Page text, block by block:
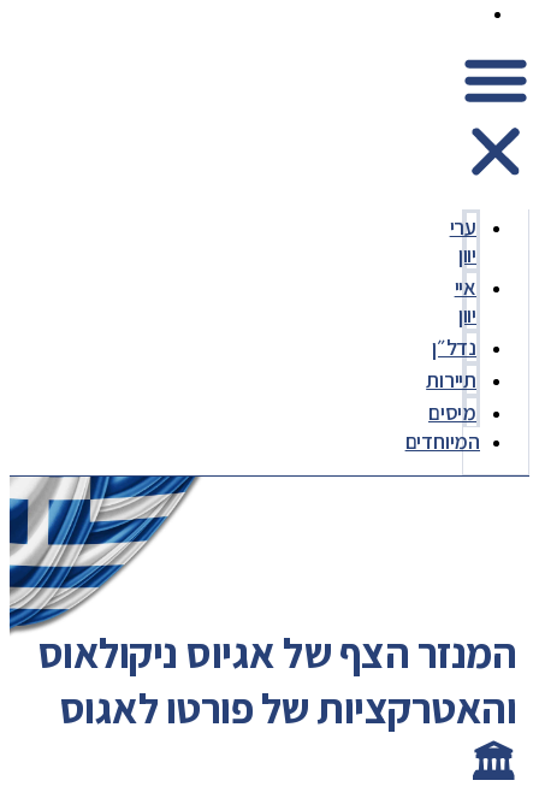
ערי
יוון
איי
יוון
נדל״ן
תיירות
מיסים
המיוחדים
המנזר הצף של אגיוס ניקולאוס
והאטרקציות של פורטו לאגוס
🏛️